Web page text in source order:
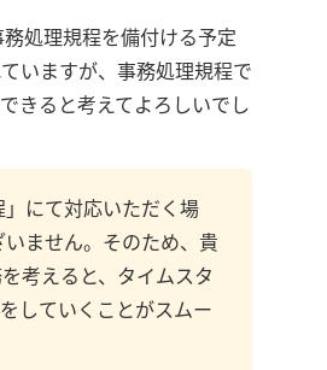
処理規程を備付ける予定
いますが、事務処理規程で
きると考えてよろしいでし
にて対応いただく場
ません。そのため、貴
考えると、タイムスタ
していくことがスムー